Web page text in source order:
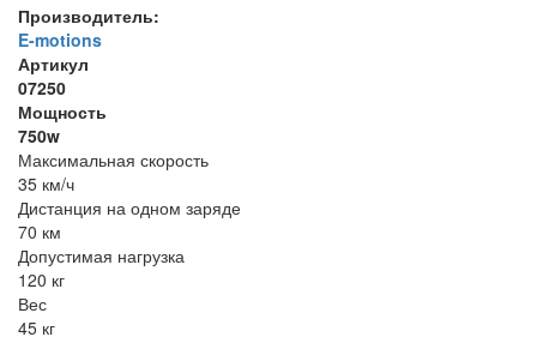
Производитель:
E-motions
Артикул
07250
Мощность
750w
Максимальная скорость
35 км/ч
Дистанция на одном заряде
70 км
Допустимая нагрузка
120 кг
Вес
45 кг